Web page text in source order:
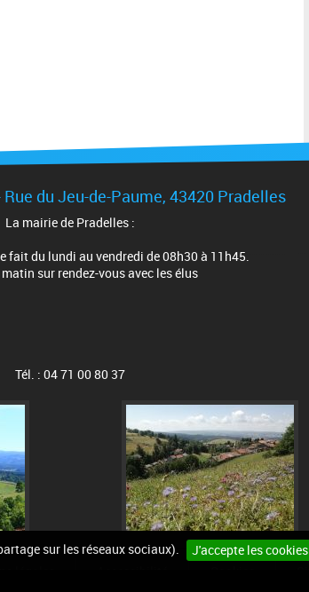
sur les réseaux sociaux). J'accepte les cookies
du Jeu-de-Paume, 43420 Pradelles
La mairie de Pradelles :
fait du lundi au vendredi de 08h30 à 11h45.
sur rendez-vous avec les élus
Tél. : 04 71 00 80 37